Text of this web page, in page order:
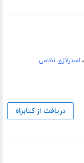
، استراتژی نظامی
دریافت از کتابراه